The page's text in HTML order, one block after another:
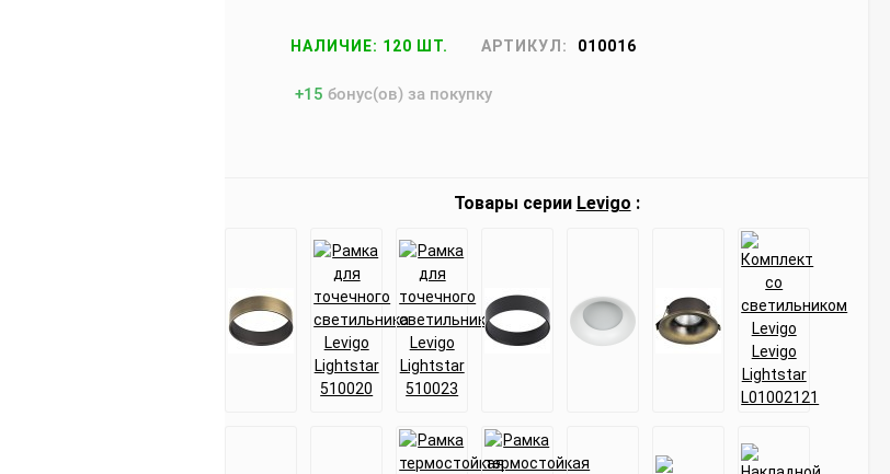
НАЛИЧИЕ: 120 ШТ. АРТИКУЛ: 010016
+15 бонус(ов) за покупку
Товары серии Levigo :